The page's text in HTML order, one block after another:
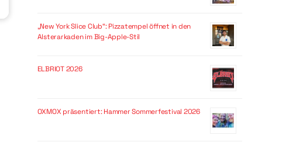
„New York Slice Club“: Pizzatempel öffnet in den
Alsterarkaden im Big-Apple-Stil
ELBRIOT 2026
OXMOX präsentiert: Hammer Sommerfestival 2026